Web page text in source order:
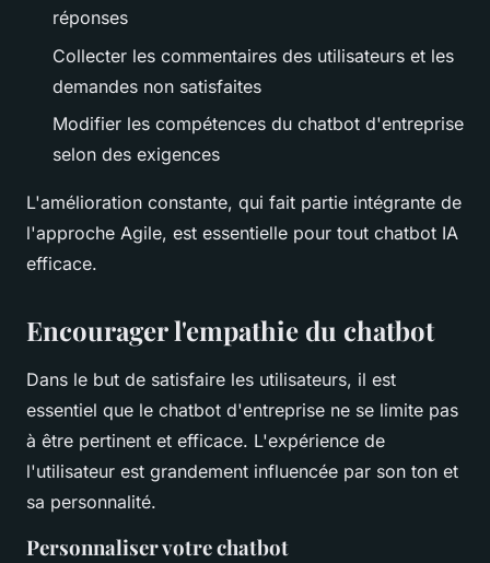
réponses
Collecter les commentaires des utilisateurs et les
demandes non satisfaites
Modifier les compétences du chatbot d'entreprise
selon des exigences
L'amélioration constante, qui fait partie intégrante de
l'approche Agile, est essentielle pour tout chatbot IA
efficace.
Encourager l'empathie du chatbot
Dans le but de satisfaire les utilisateurs, il est
essentiel que le chatbot d'entreprise ne se limite pas
à être pertinent et efficace. L'expérience de
l'utilisateur est grandement influencée par son ton et
sa personnalité.
Personnaliser votre chatbot